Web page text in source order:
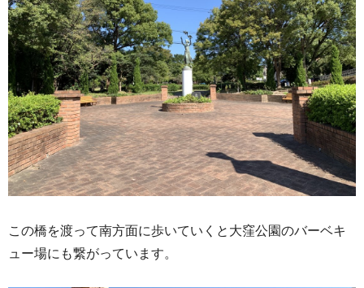
この橋を渡って南方面に歩いていくと大窪公園のバーベキ
ュー場にも繋がっています。